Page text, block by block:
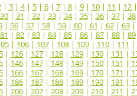
| 3| 4| 5| 6| 7| 8| 9| 10| 11 | 12|
30| 31 | 32| 33| 34| 35| 36| 37| 38
| 56| 57| 58| 59| 60| 61 | 62| 63|
81 | 82| 83| 84| 85| 86| 87| 88| 89
| 106| 107| 108| 109| 110| 111 |
| 126| 127| 128| 129| 130| 131 |
| 146| 147| 148| 149| 150| 151 |
| 166| 167| 168| 169| 170| 171 |
| 186| 187| 188| 189| 190| 191 |
| 206| 207| 208| 209| 210| 211 |